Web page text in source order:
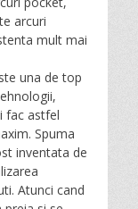
arcuri
mult mai
una de top
fac astfel
Spuma
inventata de
Atunci cand